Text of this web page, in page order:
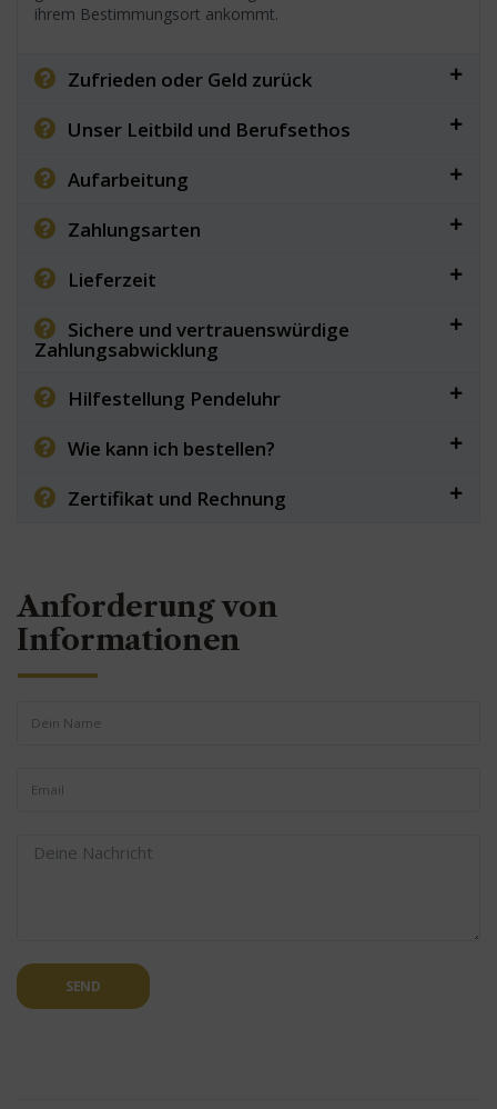
ihrem Bestimmungsort ankommt.
Zufrieden oder Geld zurück
Unser Leitbild und Berufsethos
Aufarbeitung
Zahlungsarten
Lieferzeit
Sichere und vertrauenswürdige
Zahlungsabwicklung
Hilfestellung Pendeluhr
Wie kann ich bestellen?
Zertifikat und Rechnung
Anforderung von
Informationen
SEND